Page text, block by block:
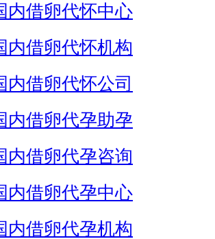
内借卵代怀中心
内借卵代怀机构
内借卵代怀公司
内借卵代孕助孕
内借卵代孕咨询
内借卵代孕中心
内借卵代孕机构